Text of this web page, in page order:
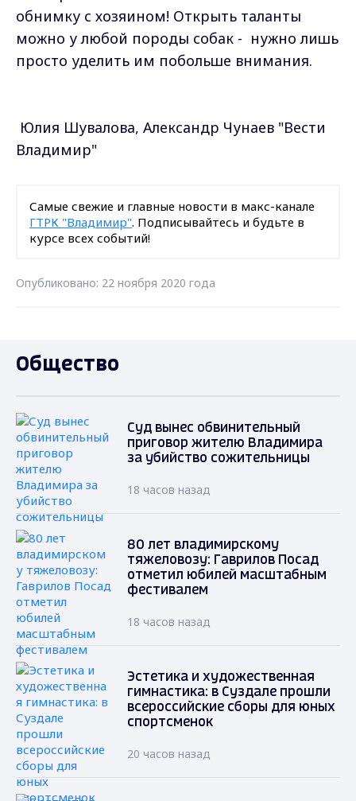
обнимку с хозяином! Открыть таланты
можно у любой породы собак - нужно лишь
просто уделить им побольше внимания.
Юлия Шувалова, Александр Чунаев "Вести
Владимир"
Самые свежие и главные новости в макс-канале
ГТРК "Владимир". Подписывайтесь и будьте в
курсе всех событий!
Опубликовано: 22 ноября 2020 года
Общество
Суд вынес обвинительный
приговор жителю Владимира
за убийство сожительницы
18 часов назад
80 лет владимирскому
тяжеловозу: Гаврилов Посад
отметил юбилей масштабным
фестивалем
18 часов назад
Эстетика и художественная
гимнастика: в Суздале прошли
всероссийские сборы для юных
спортсменок
20 часов назад